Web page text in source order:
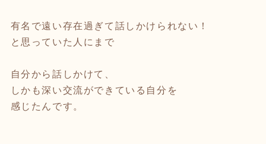
有名で遠い存在過ぎて話しかけられない！
と思っていた人にまで
自分から話しかけて、
しかも深い交流ができている自分を
感じたんです。